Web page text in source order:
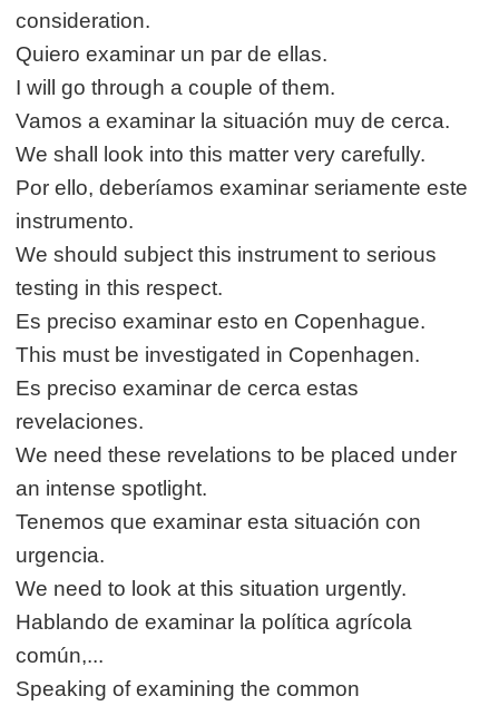
consideration.
Quiero examinar un par de ellas.
I will go through a couple of them.
Vamos a examinar la situación muy de cerca.
We shall look into this matter very carefully.
Por ello, deberíamos examinar seriamente este
instrumento.
We should subject this instrument to serious
testing in this respect.
Es preciso examinar esto en Copenhague.
This must be investigated in Copenhagen.
Es preciso examinar de cerca estas
revelaciones.
We need these revelations to be placed under
an intense spotlight.
Tenemos que examinar esta situación con
urgencia.
We need to look at this situation urgently.
Hablando de examinar la política agrícola
común,...
Speaking of examining the common